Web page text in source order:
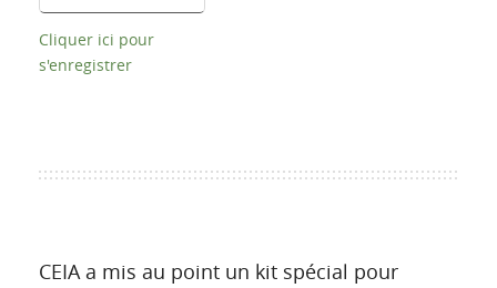
Cliquer ici pour
s'enregistrer
CEIA a mis au point un kit spécial pour